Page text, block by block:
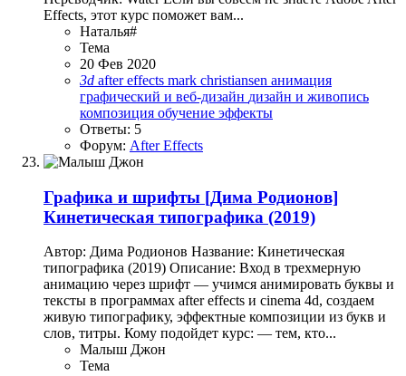
Effects, этот курс поможет вам...
Наталья#
Тема
20 Фев 2020
3d after effects mark christiansen анимация
графический и веб-дизайн дизайн и живопись
композиция обучение эффекты
Ответы: 5
Форум: After Effects
Графика и шрифты [Дима Родионов]
Кинетическая типографика (2019)
Автор: Дима Родионов Название: Кинетическая
типографика (2019) Описание: Вход в трехмерную
анимацию через шрифт — учимся анимировать буквы и
тексты в программах after effects и cinema 4d, создаем
живую типографику, эффектные композиции из букв и
слов, титры. Кому подойдет курс: — тем, кто...
Малыш Джон
Тема